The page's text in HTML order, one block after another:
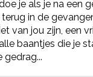
je als je na een
in de
van jou zijn, een
baantjes die je
gedrag...